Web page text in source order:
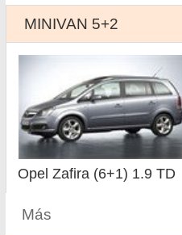
MINIVAN 5+2
Opel Zafira (6+1) 1.9 TD
Más